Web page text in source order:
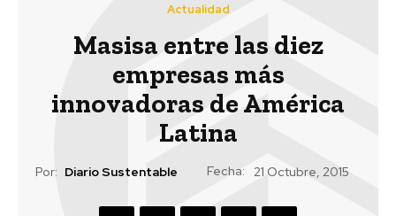
Actualidad
Masisa entre las diez
empresas más
innovadoras de América
Latina
Por: Diario Sustentable Fecha: 21 Octubre, 2015